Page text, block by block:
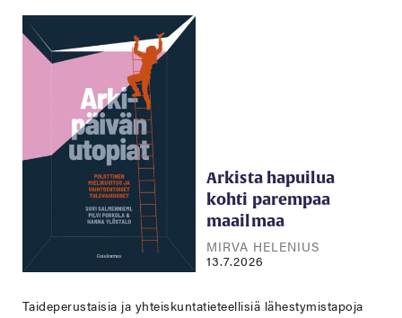
Arkista hapuilua
kohti parempaa
maailmaa
MIRVA HELENIUS
13.7.2026
Taideperustaisia ja yhteiskuntatieteellisiä lähestymistapoja